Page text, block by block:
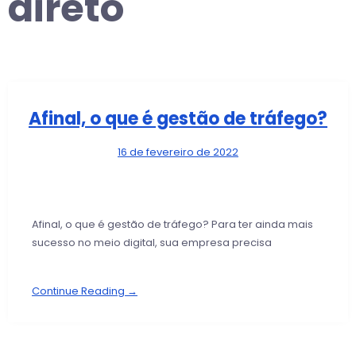
Afinal, o que é gestão de tráfego?
16 de fevereiro de 2022
Afinal, o que é gestão de tráfego? Para ter ainda mais
sucesso no meio digital, sua empresa precisa
Continue Reading →